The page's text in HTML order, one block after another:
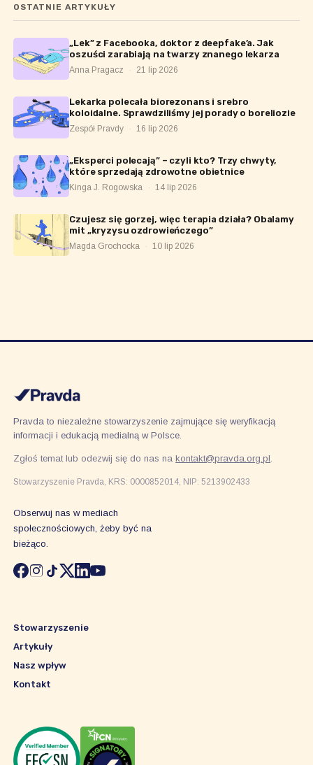
OSTATNIE ARTYKUŁY
„Lek” z Facebooka, doktor z deepfake’a. Jak
oszuści zarabiają na twarzy znanego lekarza
Anna Pragacz · 21 lip 2026
Lekarka polecała biorezonans i srebro
koloidalne. Sprawdziliśmy jej porady o boreliozie
Zespół Pravdy · 16 lip 2026
„Eksperci polecają” – czyli kto? Trzy chwyty,
które sprzedają zdrowotne obietnice
Kinga J. Rogowska · 14 lip 2026
Czujesz się gorzej, więc terapia działa? Obalamy
mit „kryzysu ozdrowieńczego”
Magda Grochocka · 10 lip 2026
Pravda to niezależne stowarzyszenie zajmujące się weryfikacją
informacji i edukacją medialną w Polsce.
Zgłoś temat lub odezwij się do nas nakontakt@pravda.org.pl.
Stowarzyszenie Pravda, KRS: 0000852014, NIP: 5213902433
Obserwuj nas w mediach
społecznościowych, żeby być na
bieżąco.
Stowarzyszenie
Artykuły
Nasz wpływ
Kontakt